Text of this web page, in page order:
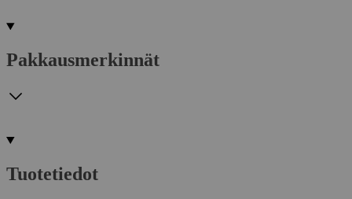
Pakkausmerkinnät
Tuotetiedot